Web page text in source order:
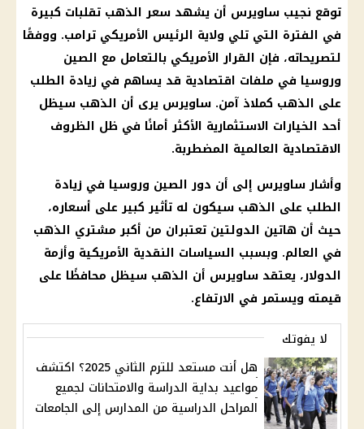
توقع نجيب ساويرس أن يشهد سعر الذهب تقلبات كبيرة
في الفترة التي تلي ولاية الرئيس الأمريكي ترامب. ووفقًا
لتصريحاته، فإن القرار الأمريكي بالتعامل مع الصين
وروسيا في ملفات اقتصادية قد يساهم في زيادة الطلب
على الذهب كملاذ آمن. ساويرس يرى أن الذهب سيظل
أحد الخيارات الاستثمارية الأكثر أمانًا في ظل الظروف
الاقتصادية العالمية المضطربة.
وأشار ساويرس إلى أن دور الصين وروسيا في زيادة
الطلب على الذهب سيكون له تأثير كبير على أسعاره،
حيث أن هاتين الدولتين تعتبران من أكبر مشتري الذهب
في العالم. وبسبب السياسات النقدية الأمريكية وأزمة
الدولار، يعتقد ساويرس أن الذهب سيظل محافظًا على
قيمته ويستمر في الارتفاع.
لا يفوتك
هل أنت مستعد للترم الثاني 2025؟ اكتشف
مواعيد بداية الدراسة والامتحانات لجميع
المراحل الدراسية من المدارس إلى الجامعات